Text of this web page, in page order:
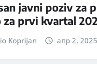
javni poziv za
za prvi kvartal
Koprijan апр 2, 2025